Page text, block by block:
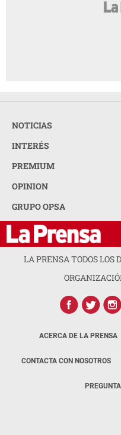
NOTICIAS
INTERÉS
PREMIUM
OPINION
GRUPO OPSA
LA PRENSA TODOS LOS
ACERCA DE LA PRENSA
CONTACTA CON NOSOTROS